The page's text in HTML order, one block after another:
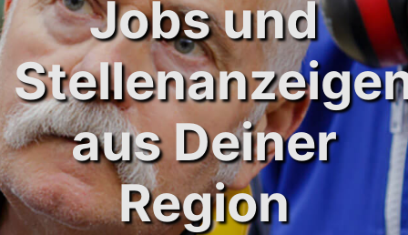
Jobs und
aus Deiner
Region